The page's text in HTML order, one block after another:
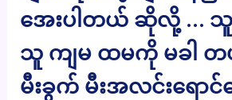
အေးပါတယ် ဆိုလို့ …
သူ ကျမ ထမကို မခါ
မီးခွက် မီးအလင်းရောင်